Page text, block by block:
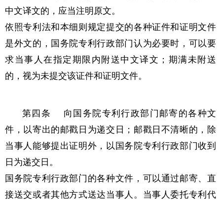
中文译文的，应当注明原文。
依照专利法和本细则规定提交的各种证件和证明文件
是外文的，国务院专利行政部门认为必要时，可以要
求当事人在指定期限内附送中文译文；期满未附送
的，视为未提交该证件和证明文件。
第四条 向国务院专利行政部门邮寄的各种文
件，以寄出的邮戳日为递交日；邮戳日不清晰的，除
当事人能够提出证明外，以国务院专利行政部门收到
日为递交日。
国务院专利行政部门的各种文件，可以通过邮寄、直
接送交或者其他方式送达当事人。当事人委托专利代